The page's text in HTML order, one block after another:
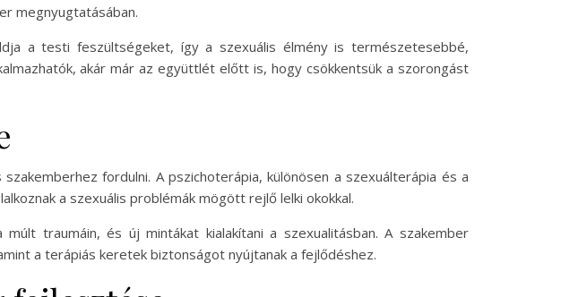
megnyugtatásában.
a testi feszültségeket, így a szexuális élmény is természetesebbé,
akár már az együttlét előtt is, hogy csökkentsük a szorongást
fordulni. A pszichoterápia, különösen a szexuálterápia és a
a szexuális problémák mögött rejlő lelki okokkal.
traumáin, és új mintákat kialakítani a szexualitásban. A szakember
a terápiás keretek biztonságot nyújtanak a fejlődéshez.